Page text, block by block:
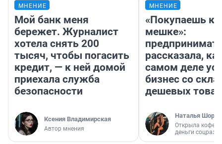
МНЕНИЕ
Мой банк меня
бережет. Журналист
хотела снять 200
тысяч, чтобы погасить
кредит, — к ней домой
приехала служба
безопасности
Ксения Владимирская
Автор мнения
МНЕНИЕ
«Покупаешь
мешке»:
рассказала,
самом деле
бизнес со
дешевых
Наталья
Открыла
деньги